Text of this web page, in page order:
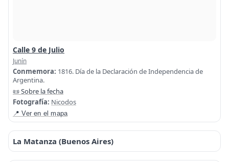
Calle 9 de Julio
Junín
Conmemora: 1816. Día de la Declaración de Independencia de
Argentina.
📜 Sobre la fecha
Fotografía: Nicodos
📍 Ver en el mapa
La Matanza (Buenos Aires)